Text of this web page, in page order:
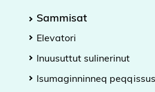
Sammisat
Elevatori
Inuusuttut sulinerinut
Isumaginninneq